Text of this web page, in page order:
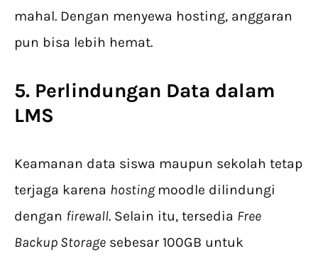
mahal. Dengan menyewa hosting, anggaran
pun bisa lebih hemat.
5. Perlindungan Data dalam
LMS
Keamanan data siswa maupun sekolah tetap
terjaga karena hosting moodle dilindungi
dengan firewall. Selain itu, tersedia Free
Backup Storage sebesar 100GB untuk